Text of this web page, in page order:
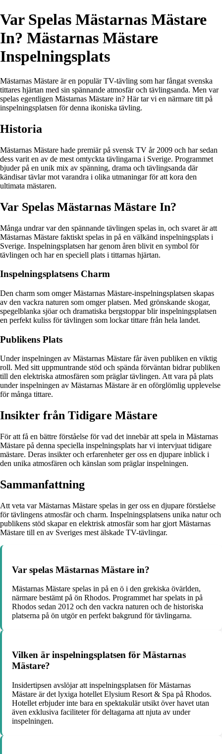
Var Spelas Mästarnas Mästare
In? Mästarnas Mästare
Inspelningsplats
Mästarnas Mästare är en populär TV-tävling som har fångat svenska
tittares hjärtan med sin spännande atmosfär och tävlingsanda. Men var
spelas egentligen Mästarnas Mästare in? Här tar vi en närmare titt på
inspelningsplatsen för denna ikoniska tävling.
Historia
Mästarnas Mästare hade premiär på svensk TV år 2009 och har sedan
dess varit en av de mest omtyckta tävlingarna i Sverige. Programmet
bjuder på en unik mix av spänning, drama och tävlingsanda där
kändisar tävlar mot varandra i olika utmaningar för att kora den
ultimata mästaren.
Var Spelas Mästarnas Mästare In?
Många undrar var den spännande tävlingen spelas in, och svaret är att
Mästarnas Mästare faktiskt spelas in på en välkänd inspelningsplats i
Sverige. Inspelningsplatsen har genom åren blivit en symbol för
tävlingen och har en speciell plats i tittarnas hjärtan.
Inspelningsplatsens Charm
Den charm som omger Mästarnas Mästare-inspelningsplatsen skapas
av den vackra naturen som omger platsen. Med grönskande skogar,
spegelblanka sjöar och dramatiska bergstoppar blir inspelningsplatsen
en perfekt kuliss för tävlingen som lockar tittare från hela landet.
Publikens Plats
Under inspelningen av Mästarnas Mästare får även publiken en viktig
roll. Med sitt uppmuntrande stöd och spända förväntan bidrar publiken
till den elektriska atmosfären som präglar tävlingen. Att vara på plats
under inspelningen av Mästarnas Mästare är en oförglömlig upplevelse
för många tittare.
Insikter från Tidigare Mästare
För att få en bättre förståelse för vad det innebär att spela in Mästarnas
Mästare på denna speciella inspelningsplats har vi intervjuat tidigare
mästare. Deras insikter och erfarenheter ger oss en djupare inblick i
den unika atmosfären och känslan som präglar inspelningen.
Sammanfattning
Att veta var Mästarnas Mästare spelas in ger oss en djupare förståelse
för tävlingens atmosfär och charm. Inspelningsplatsens unika natur och
publikens stöd skapar en elektrisk atmosfär som har gjort Mästarnas
Mästare till en av Sveriges mest älskade TV-tävlingar.
Var spelas Mästarnas Mästare in?
Mästarnas Mästare spelas in på en ö i den grekiska övärlden,
närmare bestämt på ön Rhodos. Programmet har spelats in på
Rhodos sedan 2012 och den vackra naturen och de historiska
platserna på ön utgör en perfekt bakgrund för tävlingarna.
Vilken är inspelningsplatsen för Mästarnas
Mästare?
Insidertipsen avslöjar att inspelningsplatsen för Mästarnas
Mästare är det lyxiga hotellet Elysium Resort & Spa på Rhodos.
Hotellet erbjuder inte bara en spektakulär utsikt över havet utan
även exklusiva faciliteter för deltagarna att njuta av under
inspelningen.